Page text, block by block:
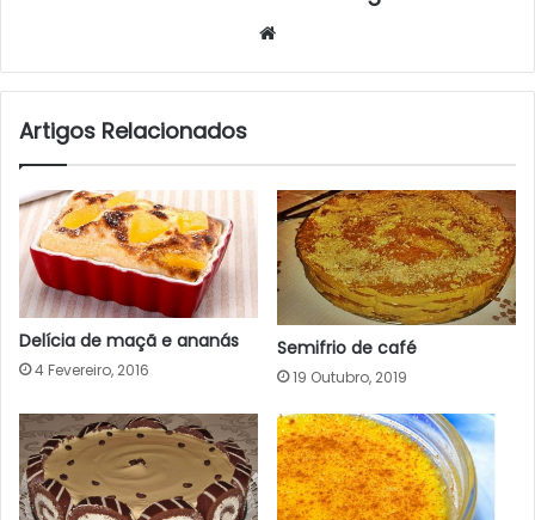
Artigos Relacionados
Delícia de maçã e ananás
4 Fevereiro, 2016
Semifrio de café
19 Outubro, 2019